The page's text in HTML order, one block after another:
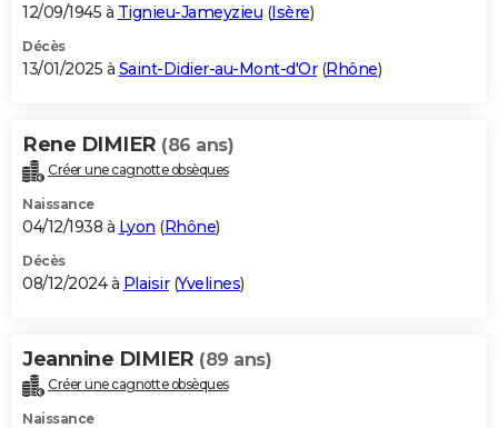
12/09/1945 à Tignieu-Jameyzieu (Isère)
Décès
13/01/2025 à Saint-Didier-au-Mont-d'Or(Rhône)
Rene DIMIER (86 ans)
Créer une cagnotte obsèques
Naissance
04/12/1938 à Lyon (Rhône)
Décès
08/12/2024 à Plaisir(Yvelines)
Jeannine DIMIER (89 ans)
Créer une cagnotte obsèques
Naissance